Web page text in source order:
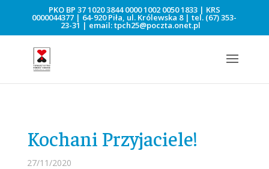
PKO BP 37 1020 3844 0000 1002 0050 1833 | KRS
0000044377 | 64-920 Piła, ul. Królewska 8 | tel. (67) 353-
23-31 | email:tpch25@poczta.onet.pl
Kochani Przyjaciele!
27/11/2020